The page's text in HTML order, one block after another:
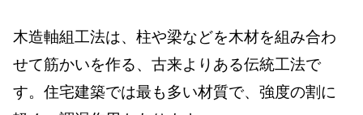
木造軸組工法は、柱や梁などを木材を組み合わ
せて筋かいを作る、古来よりある伝統工法で
す。住宅建築では最も多い材質で、強度の割に